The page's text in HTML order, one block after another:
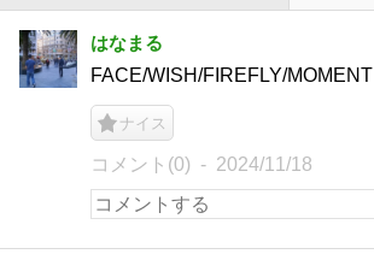
はなまる
FACE/WISH/FIREFLY/MOMENT
ナイス
コメント(0) 2024/11/18